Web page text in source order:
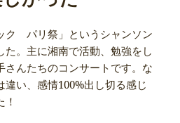
ク パリ祭」というシャンソン
た。主に湘南で活動、勉強をし
さんたちのコンサートです。な
違い、感情100%出し切る感じ